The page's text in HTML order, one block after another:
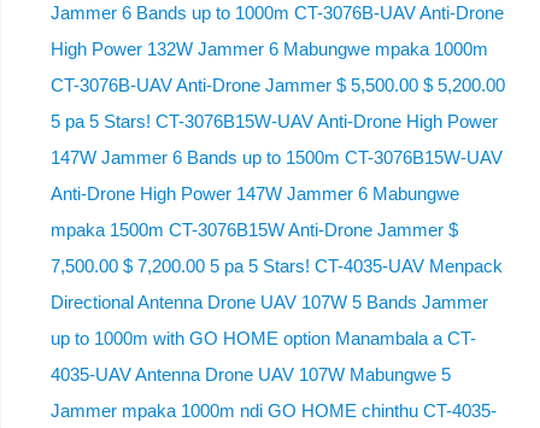
Jammer 6 Bands up to 1000m CT-3076B-UAV Anti-Drone
High Power 132W Jammer 6 Mabungwe mpaka 1000m
CT-3076B-UAV Anti-Drone Jammer $ 5,500.00 $ 5,200.00
5 pa 5 Stars! CT-3076B15W-UAV Anti-Drone High Power
147W Jammer 6 Bands up to 1500m CT-3076B15W-UAV
Anti-Drone High Power 147W Jammer 6 Mabungwe
mpaka 1500m CT-3076B15W Anti-Drone Jammer $
7,500.00 $ 7,200.00 5 pa 5 Stars! CT-4035-UAV Menpack
Directional Antenna Drone UAV 107W 5 Bands Jammer
up to 1000m with GO HOME option Manambala a CT-
4035-UAV Antenna Drone UAV 107W Mabungwe 5
Jammer mpaka 1000m ndi GO HOME chinthu CT-4035-